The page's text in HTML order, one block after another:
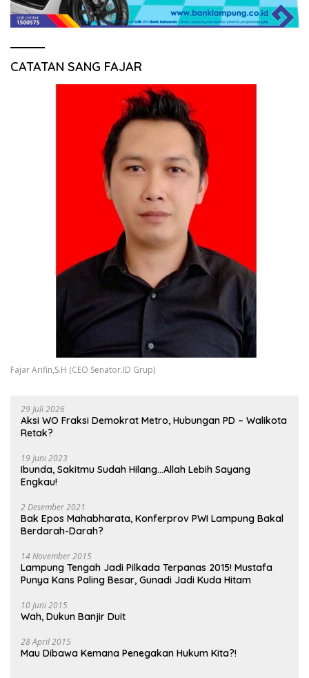
CATATAN SANG FAJAR
Fajar Arifin,S.H (CEO Senator.ID Grup)
29 Juli 2026
Aksi WO Fraksi Demokrat Metro, Hubungan PD – Walikota
Retak?
19 Juni 2023
Ibunda, Sakitmu Sudah Hilang…Allah Lebih Sayang
Engkau!
2 Desember 2021
Bak Epos Mahabharata, Konferprov PWI Lampung Bakal
Berdarah-Darah?
14 November 2015
Lampung Tengah Jadi Pilkada Terpanas 2015! Mustafa
Punya Kans Paling Besar, Gunadi Jadi Kuda Hitam
10 Juni 2015
Wah, Dukun Banjir Duit
28 April 2015
Mau Dibawa Kemana Penegakan Hukum Kita?!